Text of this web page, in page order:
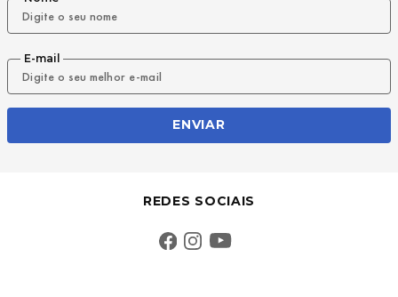
E-mail
ENVIAR
REDES SOCIAIS